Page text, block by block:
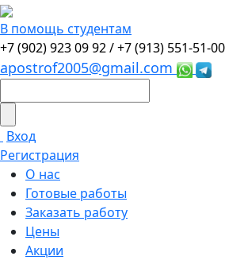
В помощь студентам
+7 (902) 923 09 92 /+7 (913) 551-51-00
apostrof2005@gmail.com
Вход
Регистрация
О нас
Готовые работы
Заказать работу
Цены
Акции